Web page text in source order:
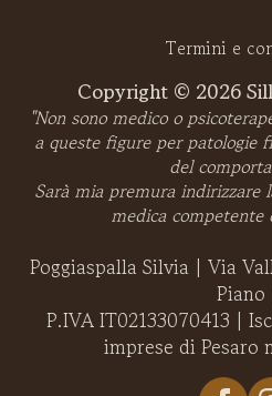
Termini e
Copyright © 2026
"Non sono medico o
a queste figure per patologie
del
Sarà mia premura indirizzare
medica
Poggiaspalla Silvia | Via
Piano
P.IVA IT02133070413 |
imprese di Pesaro